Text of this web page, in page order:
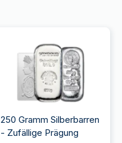
250 Gramm Silberbarren
- Zufällige Prägung